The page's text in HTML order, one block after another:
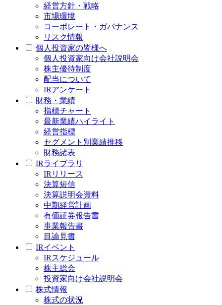
経営方針・戦略
市場環境
コーポレート・ガバナンス
リスク情報
個人投資家の皆様へ
個人投資家向け会社説明会
株主優待制度
配当について
IRアンケート
財務・業績
指標チャート
最新業績ハイライト
経営指標
セグメント別業績推移
財務諸表
IRライブラリ
IRリリース
決算短信
決算説明会資料
中期経営計画
有価証券報告書
事業報告書
目論見書
IRイベント
IRスケジュール
株主総会
投資家向け会社説明会
株式情報
株式の状況